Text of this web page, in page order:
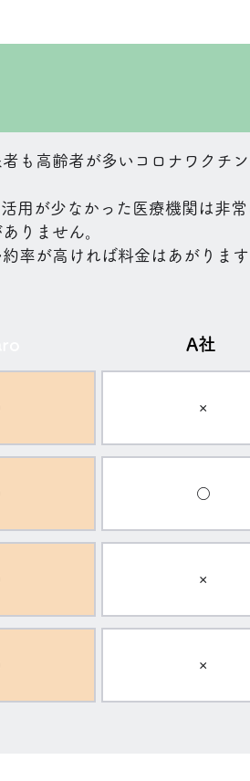
も高齢者が多いコロナワクチ
用が少なかった医療機関は非
りません。
率が高ければ料金はあがりま
A社
×
○
×
×